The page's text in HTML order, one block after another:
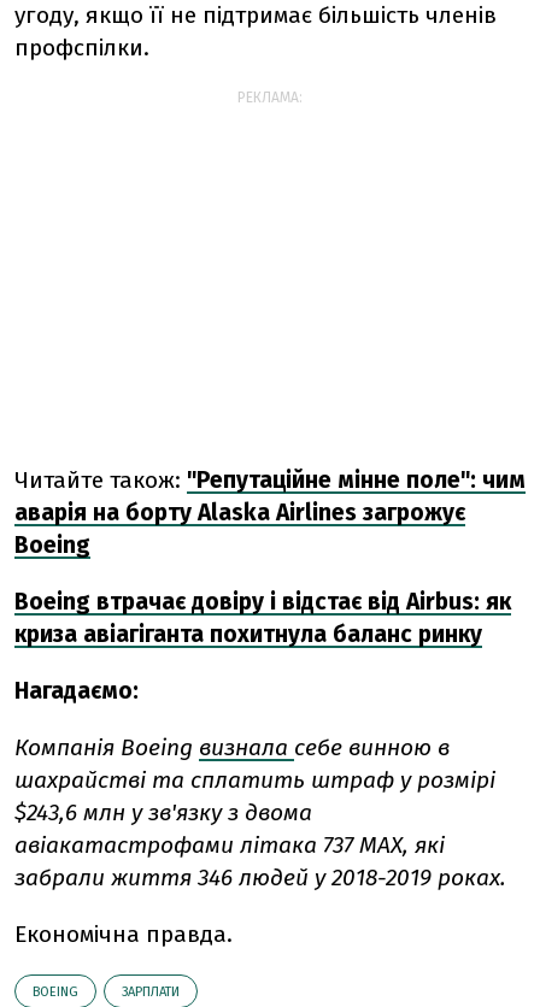
угоду, якщо її не підтримає більшість членів
профспілки.
РЕКЛАМА:
Читайте також: "Репутаційне мінне поле": чим
аварія на борту Alaska Airlines загрожує
Boeing
Boeing втрачає довіру і відстає від Airbus: як
криза авіагіганта похитнула баланс ринку
Нагадаємо:
Компанія Boeing визнала себе винною в
шахрайстві та сплатить штраф у розмірі
$243,6 млн у зв'язку з двома
авіакатастрофами літака 737 MAX, які
забрали життя 346 людей у 2018-2019 роках.
Економічна правда.
BOEING ЗАРПЛАТИ